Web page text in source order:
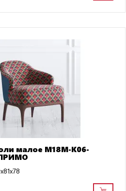
малое M18M-K06-
ПРИМО